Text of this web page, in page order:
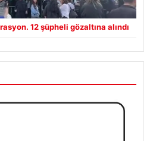
12 şüpheli gözaltına alındı